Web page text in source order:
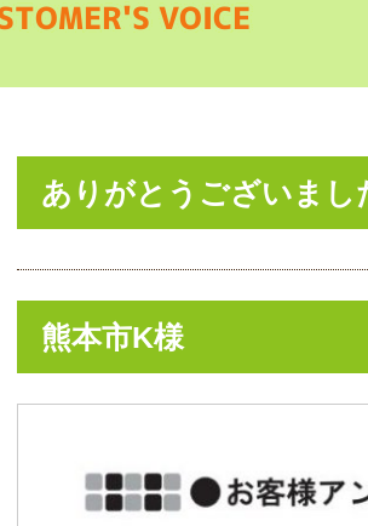
VOICE
ありがとうございま
熊本市K様